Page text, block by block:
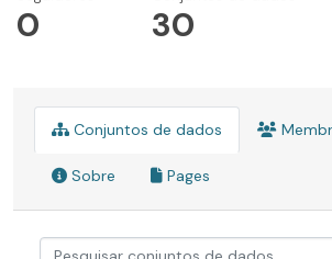
0 30
Conjuntos de dados
Sobre Pages